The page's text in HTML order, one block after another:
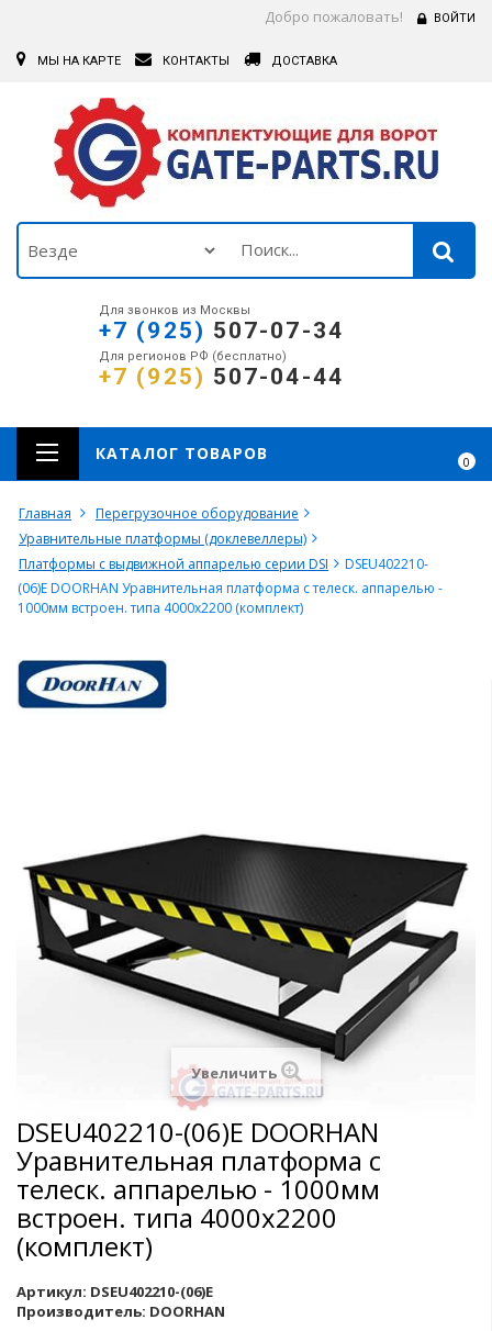
Добро пожаловать! ВОЙТИ
МЫ НА КАРТЕ КОНТАКТЫ ДОСТАВКА
Для звонков из Москвы
+7 (925) 507-07-34
Для регионов РФ (бесплатно)
+7 (925) 507-04-44
0
КАТАЛОГ ТОВАРОВ
Главная
Перегрузочное оборудование
Уравнительные платформы (доклевеллеры)
Платформы с выдвижной аппарелью серии DSI
DSEU402210-
(06)E DOORHAN Уравнительная платформа c телеск. аппарелью -
1000мм встроен. типа 4000х2200 (комплект)
Увеличить
DSEU402210-(06)E DOORHAN
Уравнительная платформа c
телеск. аппарелью - 1000мм
встроен. типа 4000х2200
(комплект)
Артикул: DSEU402210-(06)E
Производитель: DOORHAN